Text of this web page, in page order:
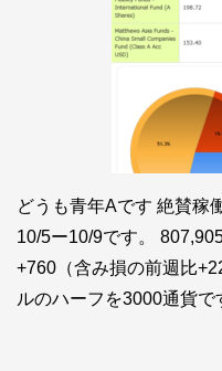
どうも青年Aです 絶賛稼
10/5ー10/9です。
+760（含み損の前週比
ルのハーフを3000通貨